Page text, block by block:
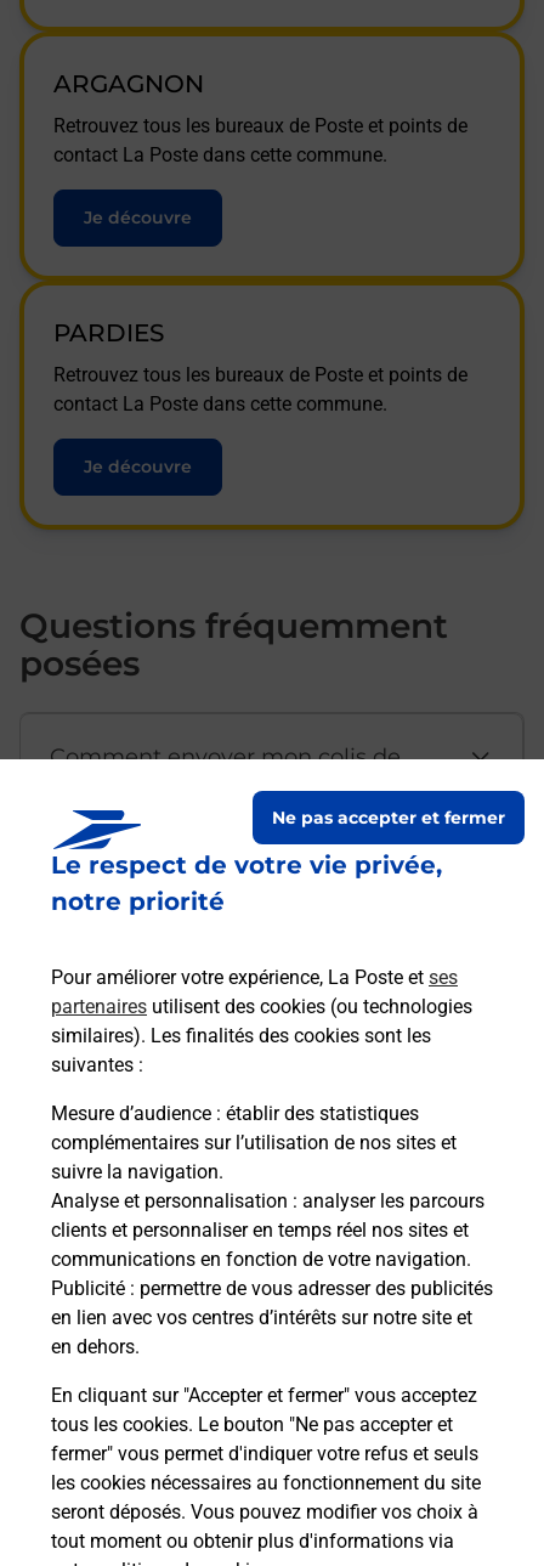
Le respect de votre vie privée,
notre priorité
Pour améliorer votre expérience, La Poste et ses
partenaires utilisent des cookies (ou technologies
similaires). Les finalités des cookies sont les
suivantes :
Mesure d’audience : établir des statistiques
complémentaires sur l’utilisation de nos sites et
suivre la navigation.
Analyse et personnalisation : analyser les parcours
clients et personnaliser en temps réel nos sites et
communications en fonction de votre navigation.
Publicité : permettre de vous adresser des publicités
en lien avec vos centres d’intérêts sur notre site et
en dehors.
En cliquant sur "Accepter et fermer" vous acceptez
tous les cookies. Le bouton "Ne pas accepter et
fermer" vous permet d'indiquer votre refus et seuls
les cookies nécessaires au fonctionnement du site
seront déposés. Vous pouvez modifier vos choix à
tout moment ou obtenir plus d'informations via
Ne pas accepter et fermer
ARGAGNON
Retrouvez tous les bureaux de Poste et points de
contact La Poste dans cette commune.
Je découvre
PARDIES
Retrouvez tous les bureaux de Poste et points de
contact La Poste dans cette commune.
Je découvre
Questions fréquemment
posées
Comment envoyer mon colis de
Est-il possible d’acheter un
emballage directement depuis un
Comment demander une
modification de livraison ?
Comment La Poste participe-t-elle
à votre sécurité au quotidien ?
Puis-je passer mon code de la route
avec La Poste et sous quelles
conditions ?
Localiser Liste Pyrénées Atlantiques